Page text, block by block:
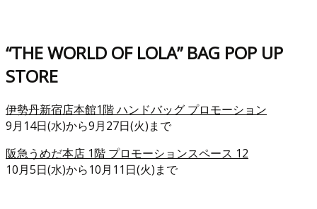
“THE WORLD OF LOLA” BAG POP UP
STORE
伊勢丹新宿店本館1階 ハンドバッグ プロモーション
9月14日(水)から9月27日(火)まで
阪急うめだ本店 1階 プロモーションスペース 12
10月5日(水)から10月11日(火)まで